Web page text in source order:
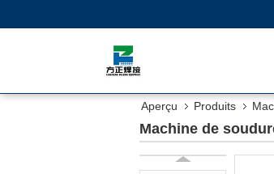
Aperçu Produits
Machine de